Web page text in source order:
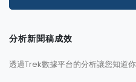
分析新聞稿成效
透過Trek數據平台的分析讓您知道